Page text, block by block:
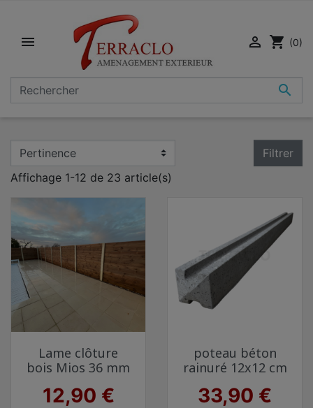


 shopping_cart (0)
Filtrer
Affichage 1-12 de 23 article(s)
Lame clôture
bois Mios 36 mm
Prix
12,90 €
poteau béton
rainuré 12x12 cm
Prix
33,90 €